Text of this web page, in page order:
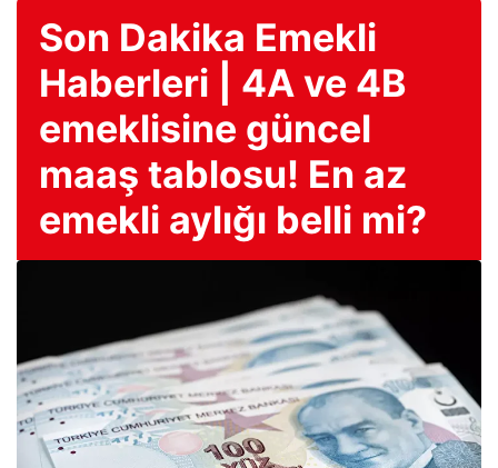
Son Dakika Emekli
Haberleri | 4A ve 4B
emeklisine güncel
maaş tablosu! En az
emekli aylığı belli mi?